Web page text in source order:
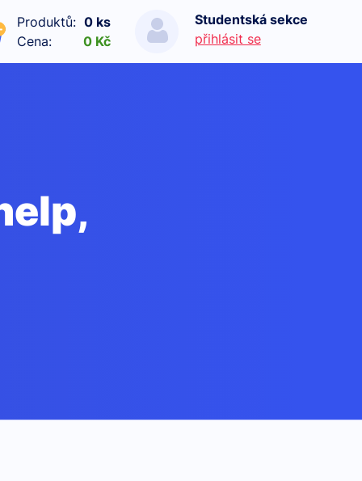
Produktů: 0 ks
Cena:
0 Kč
Studentská sekce
přihlásit se